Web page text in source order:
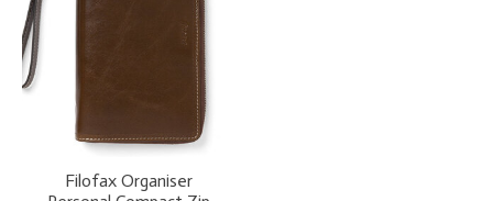
Filofax Organiser